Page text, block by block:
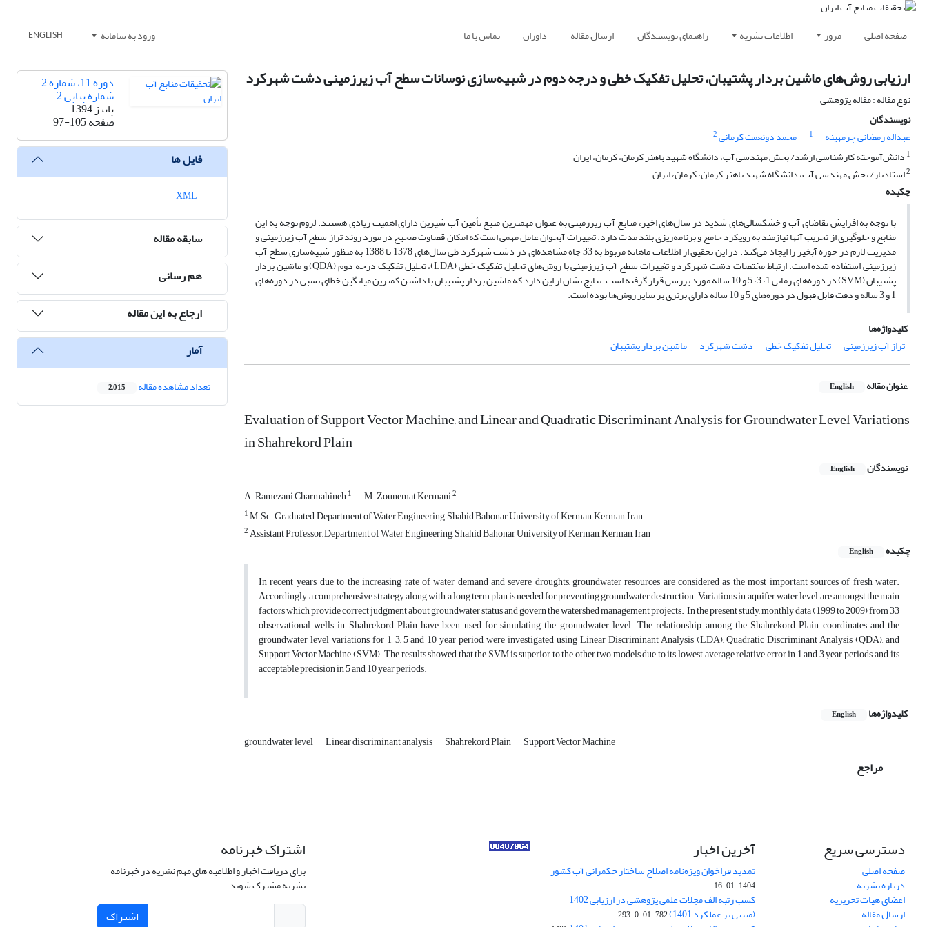
صفحه اصلی مرور اطلاعات نشریه راهنمای نویسندگان ارسال مقاله داوران تماس با ما ورود به سامانه ENGLISH
ارزیابی روش‌های ماشین بردار پشتیبان، تحلیل تفکیک خطی و درجه دوم در شبیه‌سازی نوسانات سطح آب زیرزمینی دشت شهرکرد
نوع مقاله : مقاله پژوهشی
نویسندگان
عبداله رمضانی چرمهینه
1 محمد ذونعمت کرمانی2
1 دانش‌آموخته کارشناسی ارشد/ بخش مهندسی آب، دانشگاه شهید باهنر کرمان، کرمان، ایران
2استادیار/ بخش مهندسی آب، دانشگاه شهید باهنر کرمان، کرمان، ایران.
چکیده
با توجه به افزایش تقاضای آب و خشکسالی‌های شدید در سال‌های اخیر، منابع آب زیرزمینی به عنوان مهمترین منبع تأمین آب شیرین دارای اهمیت زیادی هستند. لزوم توجه به این
منابع و جلوگیری از تخریب آنها نیازمند به رویکرد جامع و برنامه‌ریزی بلند مدت دارد. تغییرات آبخوان عامل مهمی است که امکان قضاوت صحیح در مورد روند تراز سطح آب زیرزمینی و
مدیریت لازم در حوزه آبخیز را ایجاد می‌کند. در این تحقیق از اطلاعات ماهانه مربوط به 33 چاه مشاهده‌ای در دشت شهرکرد طی سال‌های 1378 تا 1388 به منظور شبیه‌سازی سطح آب
زیرزمینی استفاده شده است. ارتباط مختصات دشت شهرکرد و تغییرات سطح آب زیرزمینی با روش‌های تحلیل تفکیک خطی (LDA)، تحلیل تفکیک درجه دوم (QDA) و ماشین بردار
پشتیبان (SVM) در دوره‌های زمانی 1، 3، 5 و 10 ساله مورد بررسی قرار گرفته است. نتایج نشان از این دارد که ماشین بردار پشتیبان با داشتن کمترین میانگین خطای نسبی در دوره‌های
1 و 3 ساله و دقت قابل قبول در دوره‌های 5 و 10 ساله دارای برتری بر سایر روش‌ها بوده است.
کلیدواژه‌ها
تراز آب زیرزمینی
تحلیل تفکیک خطی دشت شهرکرد ماشین بردار پشتیبان
عنوان مقاله English
Evaluation of Support Vector Machine, and Linear and Quadratic Discriminant Analysis for Groundwater Level Variations
in Shahrekord Plain
نویسندگان English
A. Ramezani Charmahineh1 M. Zounemat Kermani2
1M.Sc. Graduated, Department of Water Engineering, Shahid Bahonar University of Kerman, Kerman, Iran
2Assistant Professor, Department of Water Engineering, Shahid Bahonar University of Kerman, Kerman, Iran
چکیده
English
In recent years, due to the increasing rate of water demand and severe droughts, groundwater resources are considered as the most important sources of fresh water.
Accordingly, a comprehensive strategy along with a long term plan is needed for preventing groundwater destruction. Variations in aquifer water level, are amongst the main
factors which provide correct judgment about groundwater status and govern the watershed management projects. In the present study, monthly data (1999 to 2009) from 33
observational wells in Shahrekord Plain have been used for simulating the groundwater level. The relationship among the Shahrekord Plain coordinates and the
groundwater level variations, for 1, 3, 5 and 10 year period, were investigated using Linear Discriminant Analysis (LDA), Quadratic Discriminant Analysis (QDA), and
Support Vector Machine (SVM). The results showed that the SVM is superior to the other two models due to its lowest average relative error in 1 and 3 year periods, and its
acceptable precision in 5 and 10 year periods.
کلیدواژه‌ها English
groundwater level Linear discriminant analysis Shahrekord Plain Support Vector Machine
مراجع
دوره 11، شماره 2 -
شماره پیاپی 2
پاییز 1394
صفحه97-105
فایل ها
سابقه مقاله
هم رسانی
ارجاع به این مقاله
آمار
تعداد مشاهده مقاله 2,015
دسترسی سریع
صفحه اصلی
درباره نشریه
اعضای هیات تحریریه
ارسال مقاله
آخرین اخبار
تمدید فراخوان ویژه‌نامه اصلاح ساختار حکمرانی آب کشور
1404-01-16
کسب رتبه الف مجلات علمی پژوهشی در ارزیابی 1402
(مبتنی بر عملکرد 1401) 782-01-0-293
اشتراک خبرنامه
برای دریافت اخبار و اطلاعیه های مهم نشریه در خبرنامه
نشریه مشترک شوید.
اشتراک